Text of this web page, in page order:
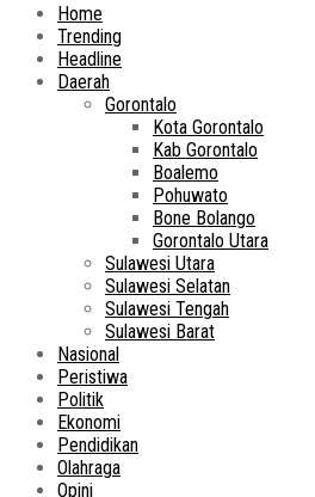
Home
Trending
Headline
Daerah
Gorontalo
Kota Gorontalo
Kab Gorontalo
Boalemo
Pohuwato
Bone Bolango
Gorontalo Utara
Sulawesi Utara
Sulawesi Selatan
Sulawesi Tengah
Sulawesi Barat
Nasional
Peristiwa
Politik
Ekonomi
Pendidikan
Olahraga
Opini